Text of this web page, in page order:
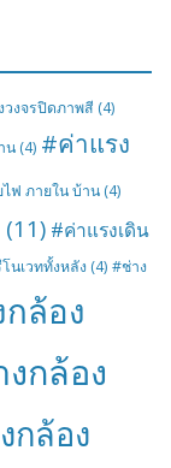
วงจรปิดภาพสี (4)
น (4) #ค่าแรง
ฟ ภายใน บ้าน (4)
(11) #ค่าแรงเดิน
นเวททั้งหลัง (4) #ช่าง
ล้อง
กล้อง
กล้อง